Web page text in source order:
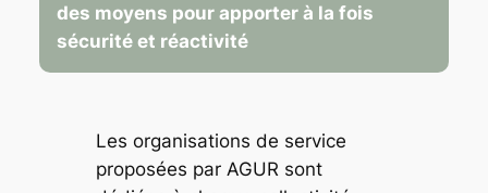
des moyens pour apporter à la fois
sécurité et réactivité
Les organisations de service
proposées par AGUR sont